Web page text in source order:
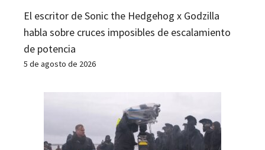
El escritor de Sonic the Hedgehog x Godzilla
habla sobre cruces imposibles de escalamiento
de potencia
5 de agosto de 2026